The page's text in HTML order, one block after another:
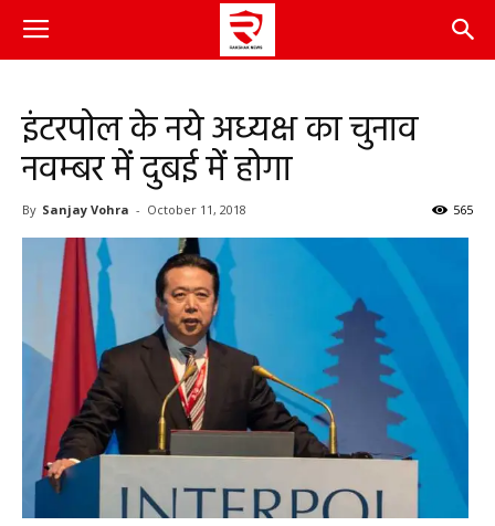
इंटरपोल के नये अध्यक्ष का चुनाव
नवम्बर में दुबई में होगा
By Sanjay Vohra - October 11, 2018 565